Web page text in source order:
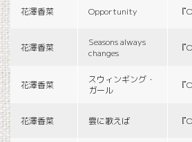
花澤香菜 Opportunity
花澤香菜
Seasons always
changes
花澤香菜
スウィンギング・
ガール
花澤香菜 雲に歌えば